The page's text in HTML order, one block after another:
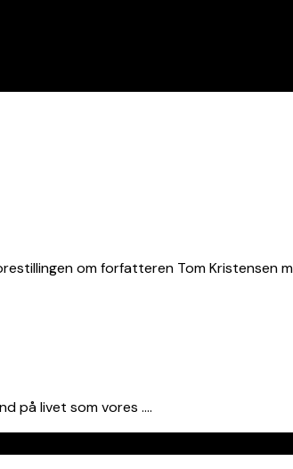
om forfatteren Tom Kristensen
på livet som vores ….